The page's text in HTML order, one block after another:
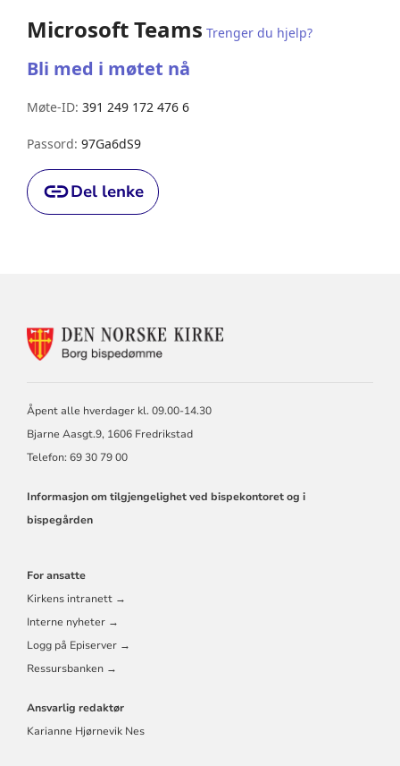
Microsoft Teams Trenger du hjelp?
Bli med i møtet nå
Møte-ID: 391 249 172 476 6
Passord: 97Ga6dS9
Del lenke
KONTAKTINFORMASJON
Åpent alle hverdager kl. 09.00-14.30
Bjarne Aasgt.9, 1606 Fredrikstad
Telefon: 69 30 79 00
Informasjon om tilgjengelighet ved bispekontoret og i
bispegården
For ansatte
Kirkens intranett →
Interne nyheter →
Logg på Episerver →
Ressursbanken →
Ansvarlig redaktør
Karianne Hjørnevik Nes